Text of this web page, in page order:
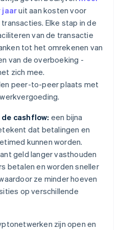
jaaruit aan kosten voor
Elke stap in de
van de transactie
tot het omrekenen van
van de overboeking -
zich mee.
peer-to-peer plaats met
cashflow: een bijna
dat betalingen en
kunnen worden.
geld langer vasthouden
betalen en worden sneller
ze minder hoeven
op verschillende
zijn open en